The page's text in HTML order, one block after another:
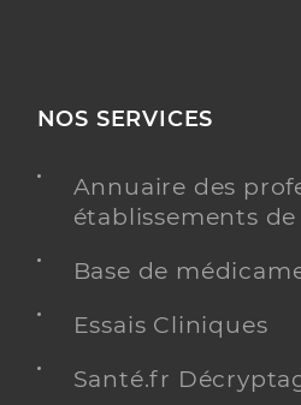
NOS SERVICES
Annuaire des
établissements
Base de
Essais Cliniques
Santé.fr